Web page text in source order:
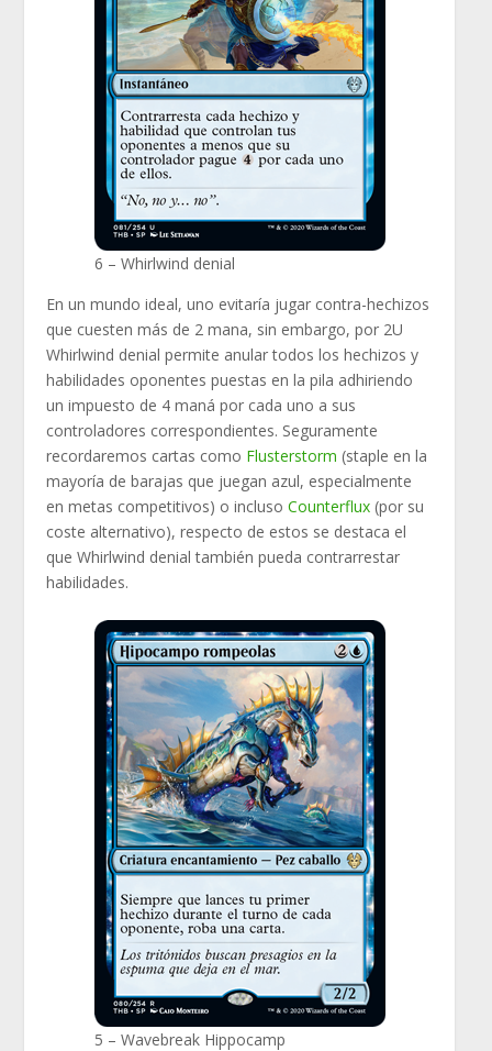
6 – Whirlwind denial
En un mundo ideal, uno evitaría jugar contra-hechizos
que cuesten más de 2 mana, sin embargo, por 2U
Whirlwind denial permite anular todos los hechizos y
habilidades oponentes puestas en la pila adhiriendo
un impuesto de 4 maná por cada uno a sus
controladores correspondientes. Seguramente
recordaremos cartas como Flusterstorm (staple en la
mayoría de barajas que juegan azul, especialmente
en metas competitivos) o inclusoCounterflux (por su
coste alternativo), respecto de estos se destaca el
que Whirlwind denial también pueda contrarrestar
habilidades.
5 – Wavebreak Hippocamp